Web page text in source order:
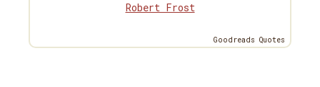
Robert Frost
Goodreads Quotes